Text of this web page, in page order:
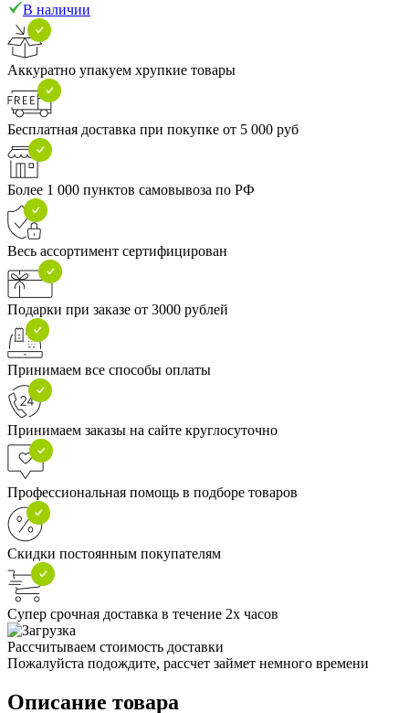
В наличии
Аккуратно упакуем хрупкие товары
Бесплатная доставка при покупке от 5 000 руб
Более 1 000 пунктов самовывоза по РФ
Весь ассортимент сертифицирован
Подарки при заказе от 3000 рублей
Принимаем все способы оплаты
Принимаем заказы на сайте круглосуточно
Профессиональная помощь в подборе товаров
Скидки постоянным покупателям
Супер срочная доставка в течение 2х часов
Рассчитываем стоимость доставки
Пожалуйста подождите, рассчет займет немного времени
Описание товара